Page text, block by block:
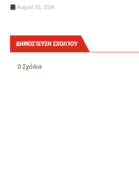
August 02, 2026
ΔΗΜΟΣΊΕΥΣΗ ΣΧΟΛΊΟΥ
0 Σχόλια